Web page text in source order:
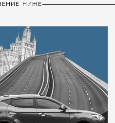
НИЖЕ